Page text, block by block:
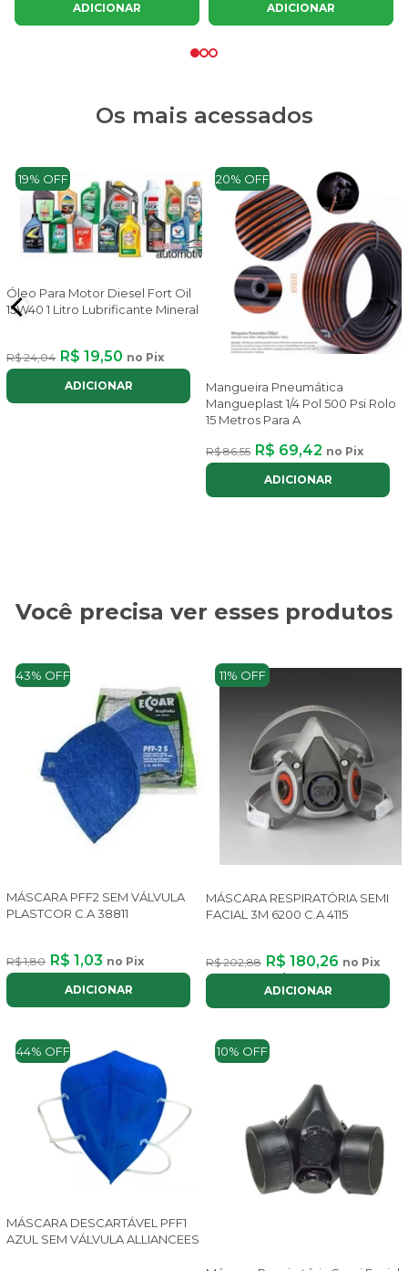
ADICIONAR ADICIONAR
Os mais acessados
19% OFF
Óleo Para Motor Diesel Fort Oil
15W40 1 Litro Lubrificante Mineral
R$ 24,04 R$ 19,50 no Pix
ADICIONAR
20% OFF
Mangueira Pneumática
Mangueplast 1/4 Pol 500 Psi Rolo
15 Metros Para A
R$ 86,55 R$ 69,42 no Pix
ADICIONAR
Você precisa ver esses produtos
43% OFF
MÁSCARA PFF2 SEM VÁLVULA
PLASTCOR C.A 38811
R$ 1,80 R$ 1,03 no Pix
ADICIONAR
11% OFF
MÁSCARA RESPIRATÓRIA SEMI
FACIAL 3M 6200 C.A 4115
R$ 202,88 R$ 180,26 no Pix
ou até2xdeR$ 101,45com juros
ADICIONAR
44% OFF
MÁSCARA DESCARTÁVEL PFF1
AZUL SEM VÁLVULA ALLIANCEES
10% OFF